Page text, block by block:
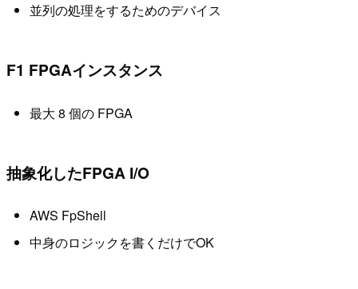
並列の処理をするためのデバイス
F1 FPGAインスタンス
最大 8 個の FPGA
抽象化したFPGA I/O
AWS FpShell
中身のロジックを書くだけでOK